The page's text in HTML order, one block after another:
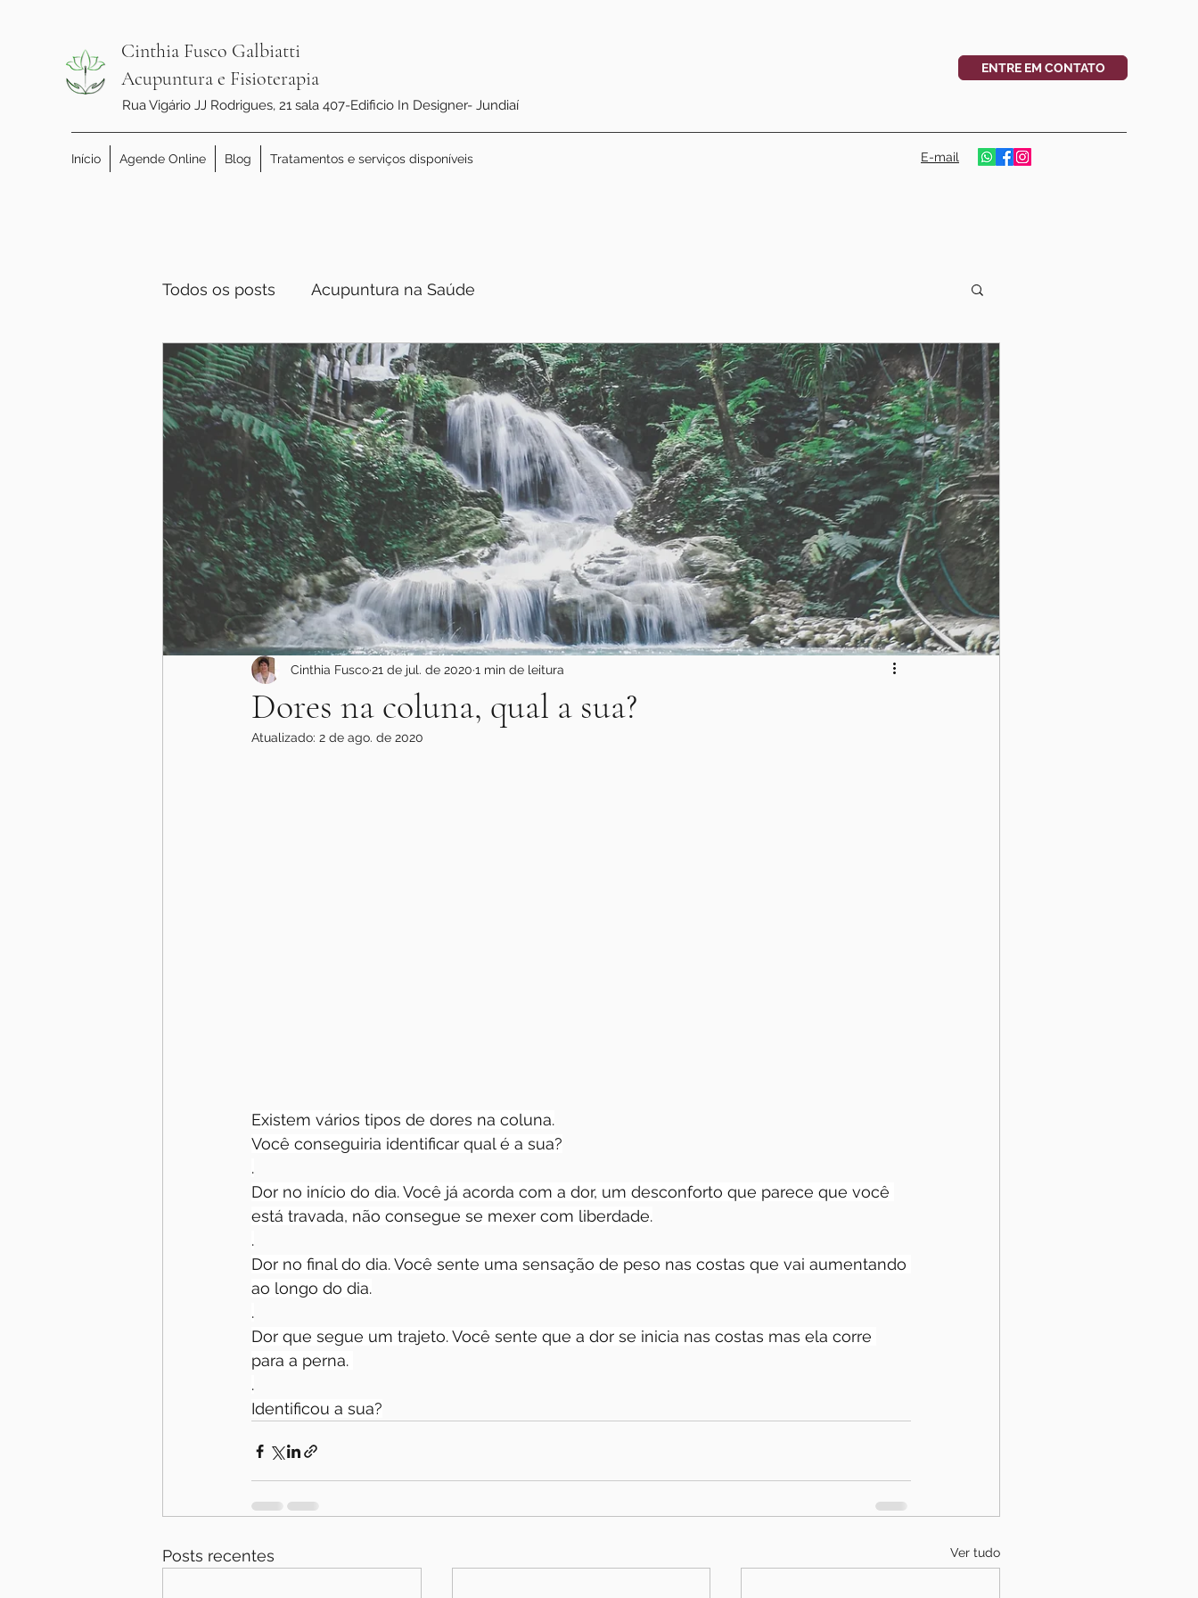
Cinthia Fusco Galbiatti
Acupuntura e Fisioterapia
Rua Vigário JJ Rodrigues, 21 sala 407-Edificio In Designer- Jundiaí
ENTRE EM CONTATO
Início Agende Online Blog Tratamentos e serviços disponíveis E-mail
Todos os posts Acupuntura na Saúde
Dores na coluna, qual a sua?
Cinthia Fusco21 de jul. de 2020 1 min de leitura
Atualizado: 2 de ago. de 2020
Existem vários tipos de dores na coluna.
Você conseguiria identificar qual é a sua?
.
Dor no início do dia. Você já acorda com a dor, um desconforto que parece que você
está travada, não consegue se mexer com liberdade.
.
Dor no final do dia. Você sente uma sensação de peso nas costas que vai aumentando
ao longo do dia.
.
Dor que segue um trajeto. Você sente que a dor se inicia nas costas mas ela corre
para a perna.
.
Identificou a sua?
Posts recentes Ver tudo